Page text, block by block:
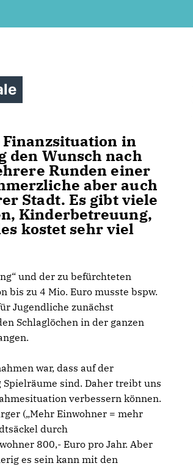
in
den Wunsch nach
Runden einer
aber auch
Stadt. Es gibt viele
Kinderbetreuung,
kostet sehr viel
und der zu befürchteten
bis zu 4 Mio. Euro musste bspw.
Jugendliche zunächst
Schlaglöchen in der ganzen
war, dass auf der
sind. Daher treibt uns
verbessern können.
(„Mehr Einwohner = mehr
durch
800,- Euro pro Jahr. Aber
es sein kann mit den